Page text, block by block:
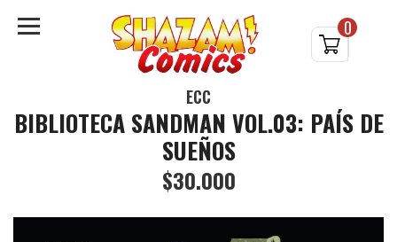
0
ECC
BIBLIOTECA SANDMAN VOL.03: PAÍS DE
SUEÑOS
$30.000